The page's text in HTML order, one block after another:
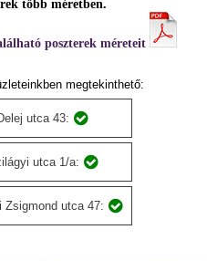
több méretben.
poszterek méreteit
megtekinthető:
utca 43:
utca 1/a:
Zsigmond utca 47: